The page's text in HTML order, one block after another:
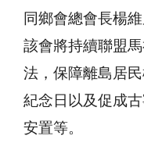
同鄉會總會長楊
該會將持續聯盟
法，保障離島居
紀念日以及促成
安置等。